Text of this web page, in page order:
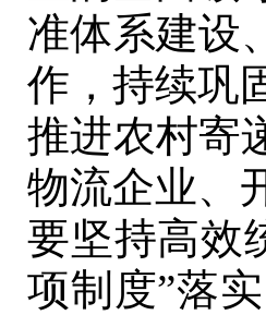
准体系建设
作，持续巩
推进农村寄
物流企业、
要坚持高效
项制度”落